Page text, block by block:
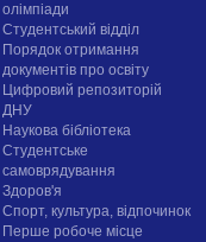
олімпіади
Студентський відділ
Порядок отримання
документів про освіту
Цифровий репозиторій
ДНУ
Наукова бібліотека
Студентське
самоврядування
Здоров'я
Спорт, культура, відпочинок
Перше робоче місце